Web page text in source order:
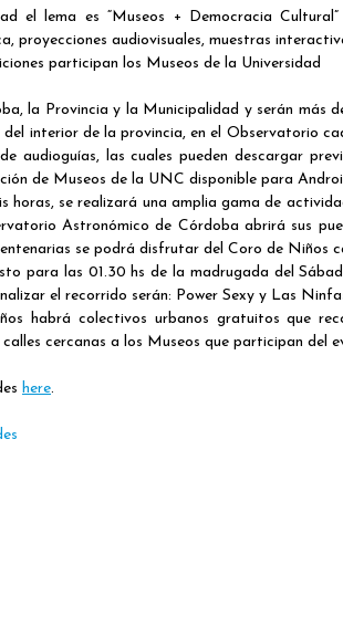
el lema es “Museos + Democracia
proyecciones audiovisuales, muestras
participan los Museos de la Universidad
la Provincia y la Municipalidad y serán más
interior de la provincia, en el Observatorio
audioguías, las cuales pueden descargar
de Museos de la UNC disponible para
horas, se realizará una amplia gama de
Astronómico de Córdoba abrirá sus
se podrá disfrutar del Coro de Niños
para las 01.30 hs de la madrugada del
el recorrido serán: Power Sexy y Las
habrá colectivos urbanos gratuitos que
cercanas a los Museos que participan del
here.